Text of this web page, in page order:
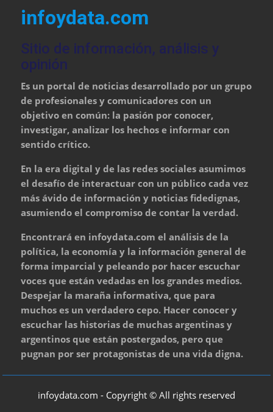
infoydata.com
Sitio de información, análisis y
opinión
Es un portal de noticias desarrollado por un grupo
de profesionales y comunicadores con un
objetivo en común: la pasión por conocer,
investigar, analizar los hechos e informar con
sentido crítico.
En la era digital y de las redes sociales asumimos
el desafío de interactuar con un público cada vez
más ávido de información y noticias fidedignas,
asumiendo el compromiso de contar la verdad.
Encontrará en infoydata.com el análisis de la
política, la economía y la información general de
forma imparcial y peleando por hacer escuchar
voces que están vedadas en los grandes medios.
Despejar la maraña informativa, que para
muchos es un verdadero cepo. Hacer conocer y
escuchar las historias de muchas argentinas y
argentinos que están postergados, pero que
pugnan por ser protagonistas de una vida digna.
infoydata.com - Copyright © All rights reserved